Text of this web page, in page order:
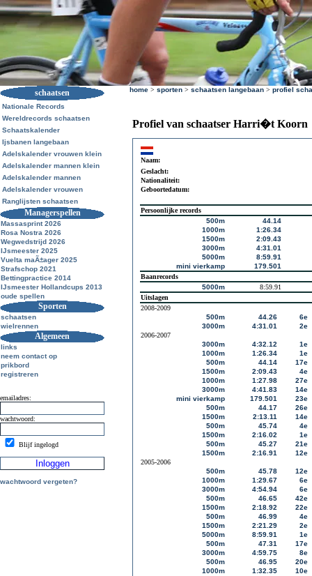
schaatsen
Nationale Records
Wereldrecords schaatsen
Schaatskalender
Ijsbanen langebaan
Adelskalender vrouwen klein
Adelskalender mannen klein
Adelskalender mannen
Adelskalender vrouwen
Ranglijsten schaatsen
Managerspellen
Massasprint 2026
Rosa Nostra 2026
Wegwedstrijd 2026
IJsmeester 2025
Vuelta maÃ±ager 2025
Strafschop 2021
Bettingpractice 2014
IJsmeester Hollandcups 2013
oude spellen
Sporten
schaatsen
wielrennen
Algemeen
links
neem contact op
prikbord
registreren
emailadres:
wachtwoord:
Blijf ingelogd
wachtwoord vergeten?
home > sporten > schaatsen langebaan > profiel
Profiel van schaatser Harri�t Koorn
Naam:
Geslacht:
Nationaliteit:
Geboortedatum:
Persoonlijke records
500m
44.14
1000m
1:26.34
1500m
2:09.43
3000m
4:31.01
5000m
8:59.91
mini vierkamp
179.501
Baanrecords
5000m
8:59.91
Uitslagen
2008-2009
500m
44.26
6e
3000m
4:31.01
2e
2006-2007
3000m
4:32.12
1e
1000m
1:26.34
1e
500m
44.14
17e
1500m
2:09.43
4e
1000m
1:27.98
27e
3000m
4:41.83
14e
mini vierkamp
179.501
23e
500m
44.17
26e
1500m
2:13.11
14e
500m
45.74
4e
1500m
2:16.02
1e
500m
45.27
21e
1500m
2:16.91
12e
2005-2006
500m
45.78
12e
1000m
1:29.67
6e
3000m
4:54.94
6e
500m
46.65
42e
1500m
2:18.92
22e
500m
46.99
4e
1500m
2:21.29
2e
5000m
8:59.91
1e
500m
47.31
17e
3000m
4:59.75
8e
500m
46.95
20e
1000m
1:32.35 10e